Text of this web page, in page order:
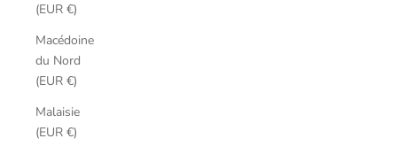
(EUR €)
Macédoine
du Nord
(EUR €)
Malaisie
(EUR €)